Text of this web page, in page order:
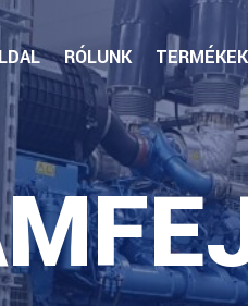
RÓLUNK TERMÉKEK